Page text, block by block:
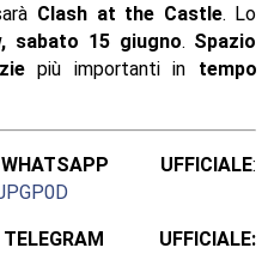
Clash at the Castle. Lo
sabato 15 giugno. Spazio
più importanti in tempo
UFFICIALE:
UFFICIALE: